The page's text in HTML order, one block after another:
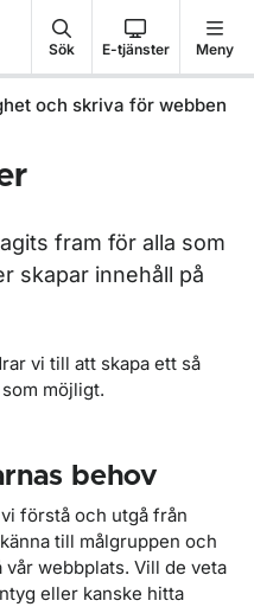
Sök E-tjänster Meny
och skriva för webben
fram för alla som
skapar innehåll på
vi till att skapa ett så
möjligt.
behov
förstå och utgå från
till målgruppen och
webbplats. Vill de veta
eller kanske hitta